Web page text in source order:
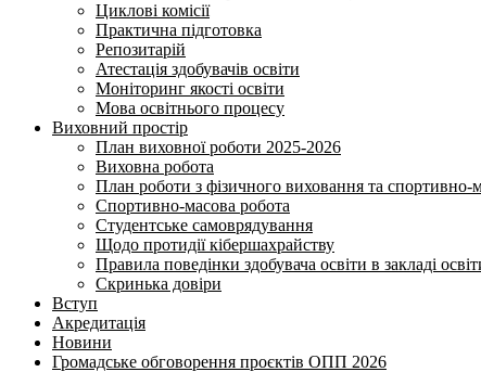
Циклові комісії
Практична підготовка
Репозитарій
Атестація здобувачів освіти
Моніторинг якості освіти
Мова освітнього процесу
Виховний простір
План виховної роботи 2025-2026
Виховна робота
План роботи з фізичного виховання та спортивно-
Спортивно-масова робота
Студентське самоврядування
Щодо протидії кібершахрайству
Правила поведінки здобувача освіти в закладі
Скринька довіри
Вступ
Акредитація
Новини
Громадське обговорення проєктів ОПП 2026